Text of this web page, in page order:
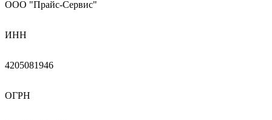
ООО "Прайс-Сервис"
ИНН
4205081946
ОГРН